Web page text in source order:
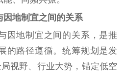
论宣讲
共享平台
政工继续教育学
习平台
业务申报系统
因地制宜之间的关系
地制宜之间的关系，是推
的路径遵循。统筹规划是发
局视野、行业大势，锚定低空